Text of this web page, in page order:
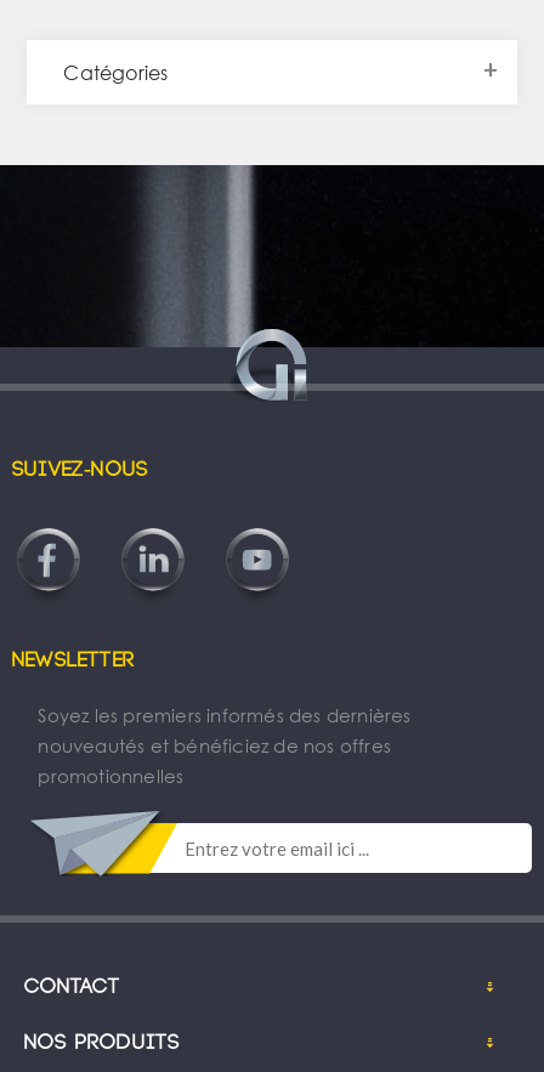
Catégories
Suivez-nous
Newsletter
Soyez les premiers informés des dernières
nouveautés et bénéficiez de nos offres
promotionnelles
Contact
Nos produits